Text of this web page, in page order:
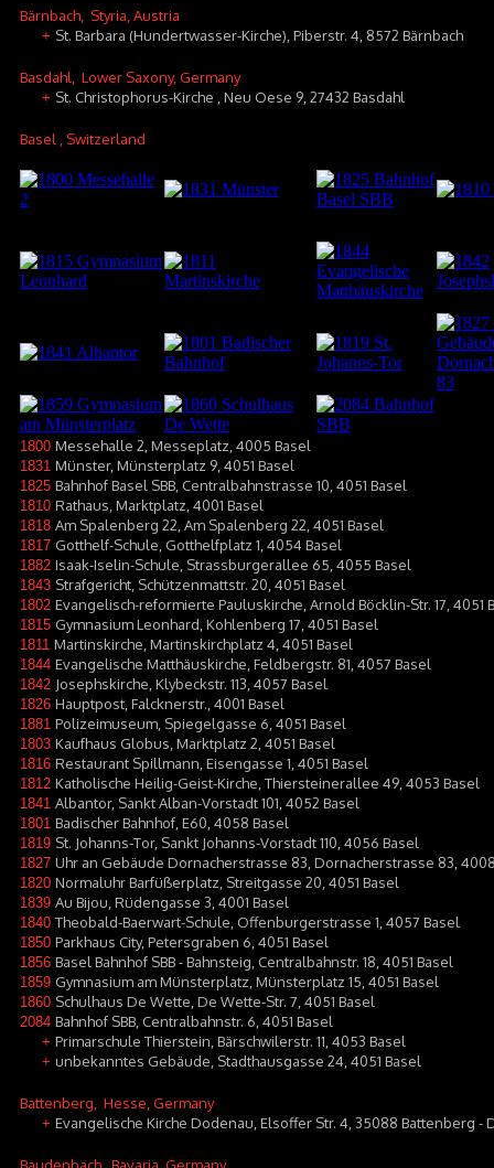
Bärnbach , Styria, Austria
+ St. Barbara (Hundertwasser-Kirche), Piberstr. 4, 8572 Bärnbach
Basdahl , Lower Saxony, Germany
+ St. Christophorus-Kirche , Neu Oese 9, 27432 Basdahl
Basel , Switzerland
1800 Messehalle 2, Messeplatz, 4005 Basel
1831 Münster, Münsterplatz 9, 4051 Basel
1825 Bahnhof Basel SBB, Centralbahnstrasse 10, 4051 Basel
1810 Rathaus, Marktplatz, 4001 Basel
1818 Am Spalenberg 22, Am Spalenberg 22, 4051 Basel
1817 Gotthelf-Schule, Gotthelfplatz 1, 4054 Basel
1882 Isaak-Iselin-Schule, Strassburgerallee 65, 4055 Basel
1843 Strafgericht, Schützenmattstr. 20, 4051 Basel
1802 Evangelisch-reformierte Pauluskirche, Arnold Böcklin-Str. 17, 4051
1815 Gymnasium Leonhard, Kohlenberg 17, 4051 Basel
1811 Martinskirche, Martinskirchplatz 4, 4051 Basel
1844 Evangelische Matthäuskirche, Feldbergstr. 81, 4057 Basel
1842 Josephskirche, Klybeckstr. 113, 4057 Basel
1826 Hauptpost, Falcknerstr., 4001 Basel
1881 Polizeimuseum, Spiegelgasse 6, 4051 Basel
1803 Kaufhaus Globus, Marktplatz 2, 4051 Basel
1816 Restaurant Spillmann, Eisengasse 1, 4051 Basel
1812 Katholische Heilig-Geist-Kirche, Thiersteinerallee 49, 4053 Basel
1841 Albantor, Sankt Alban-Vorstadt 101, 4052 Basel
1801 Badischer Bahnhof, E60, 4058 Basel
1819 St. Johanns-Tor, Sankt Johanns-Vorstadt 110, 4056 Basel
1827 Uhr an Gebäude Dornacherstrasse 83, Dornacherstrasse 83,
1820 Normaluhr Barfüßerplatz, Streitgasse 20, 4051 Basel
1839 Au Bijou, Rüdengasse 3, 4001 Basel
1840 Theobald-Baerwart-Schule, Offenburgerstrasse 1, 4057 Basel
1850 Parkhaus City, Petersgraben 6, 4051 Basel
1856 Basel Bahnhof SBB - Bahnsteig, Centralbahnstr. 18, 4051 Basel
1859 Gymnasium am Münsterplatz, Münsterplatz 15, 4051 Basel
1860 Schulhaus De Wette, De Wette-Str. 7, 4051 Basel
2084 Bahnhof SBB, Centralbahnstr. 6, 4051 Basel
+ Primarschule Thierstein, Bärschwilerstr. 11, 4053 Basel
+ unbekanntes Gebäude, Stadthausgasse 24, 4051 Basel
Battenberg , Hesse, Germany
+ Evangelische Kirche Dodenau, Elsoffer Str. 4, 35088 Battenberg -